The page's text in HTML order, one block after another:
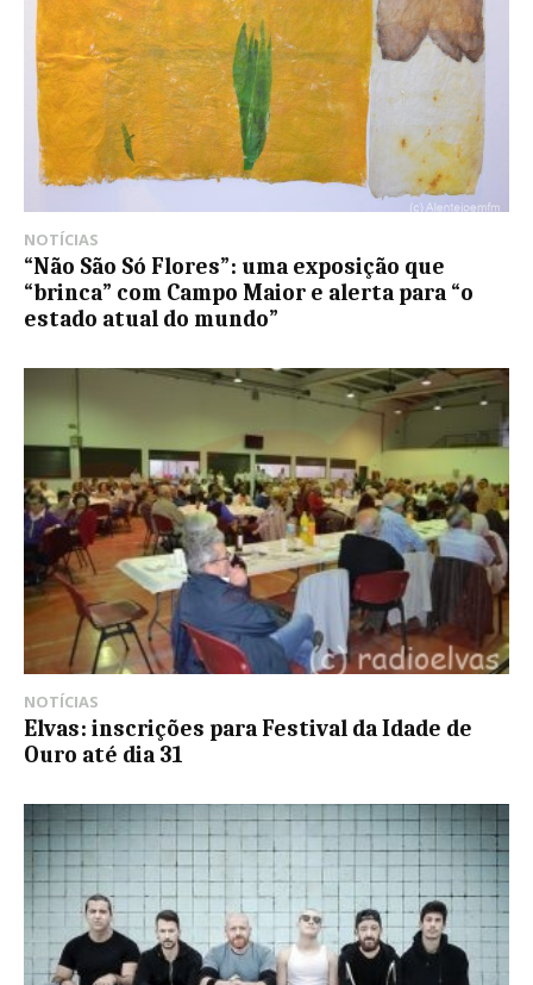
NOTÍCIAS
“Não São Só Flores”: uma exposição que
“brinca” com Campo Maior e alerta para “o
estado atual do mundo”
NOTÍCIAS
Elvas: inscrições para Festival da Idade de
Ouro até dia 31